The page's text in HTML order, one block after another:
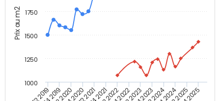
Prix au m2
T2 2019T4 2019T2 2020T2 2021T4 2021T2 2022T2 2023 T2 2025
1000
1250
1500
1750